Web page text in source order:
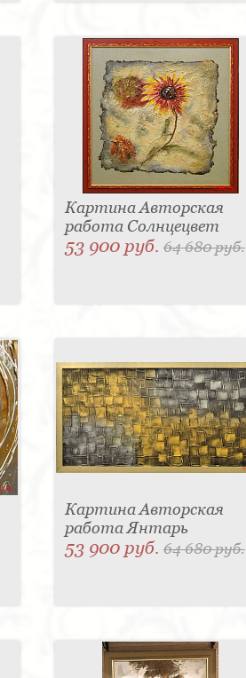
Картина Авторская
работа Солнцецвет
53 900 руб. 64 680 руб.
Картина Авторская
работа Янтарь
53 900 руб. 64 680 руб.